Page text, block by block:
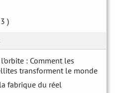
)
: Comment les
transforment le monde
fabrique du réel